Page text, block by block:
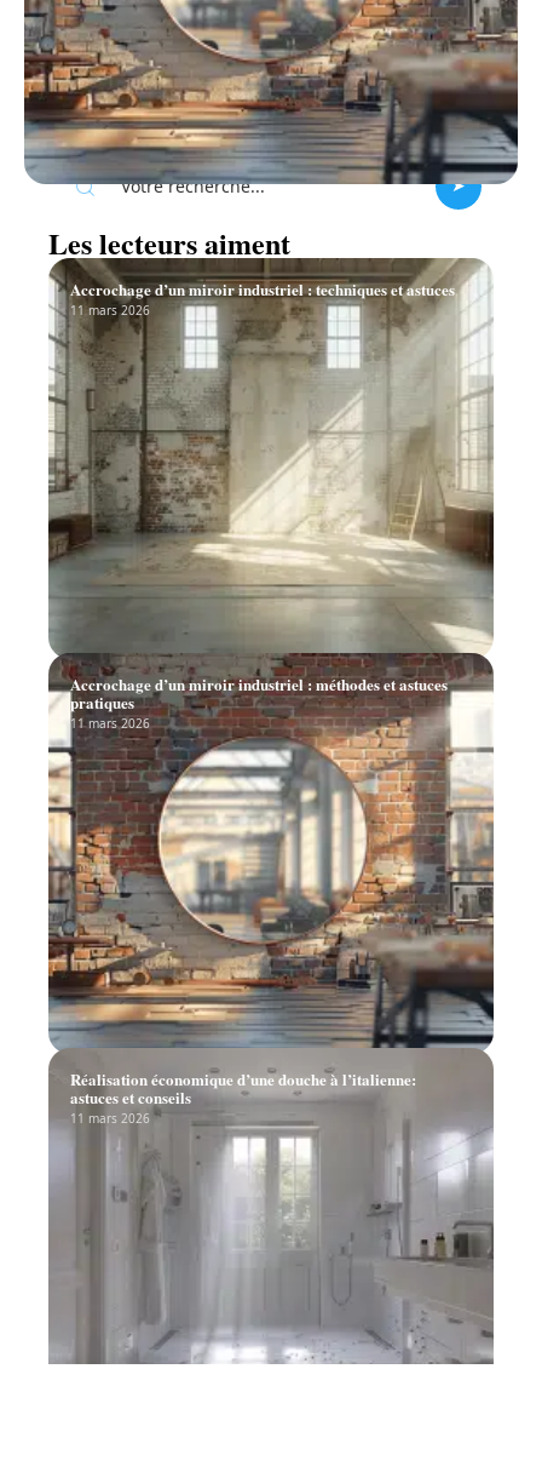
Recherche
Les lecteurs aiment
Accrochage d’un miroir industriel : techniques et astuces
11 mars 2026
Accrochage d’un miroir industriel : méthodes et astuces
pratiques
11 mars 2026
Réalisation économique d’une douche à l’italienne:
astuces et conseils
11 mars 2026